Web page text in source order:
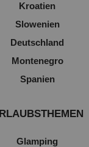
Kroatien
Slowenien
Deutschland
Montenegro
Spanien
Glamping